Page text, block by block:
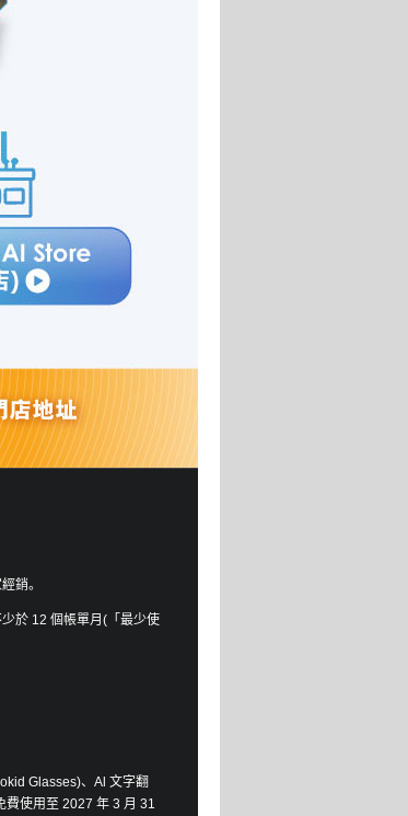
銷。
於 12 個帳單月(「最少使
Glasses)、Al 文字翻
費使用至 2027 年 3 月 31